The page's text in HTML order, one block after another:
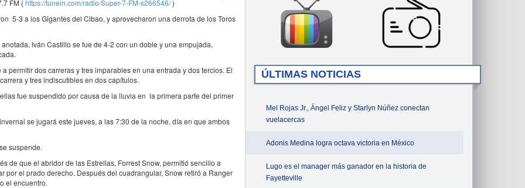
FM (https://tunein.com/radio/Super-7-FM-s266546/)
5-3 a los Gigantes del Cibao, y aprovecharon una derrota de los Toros
Iván Castillo se fue de 4-2 con un doble y una empujada,
permitir dos carreras y tres imparables en una entrada y dos tercios. El
y tres indiscutibles en dos capítulos.
fue suspendido por causa de la lluvia en la primera parte del primer
se jugará este jueves, a las 7:30 de la noche, día en que ambos
suspende.
de que el abridor de las Estrellas, Forrest Snow, permitió sencillo a
por el prado derecho. Después del cuadrangular, Snow retiró a Ranger
el encuentro.
ÚLTIMAS NOTICIAS
Mel Rojas Jr., Ángel Feliz y Starlyn Núñez conectan
vuelacercas
Adonis Medina logra octava victoria en México
Lugo es el manager más ganador en la historia de
Fayetteville